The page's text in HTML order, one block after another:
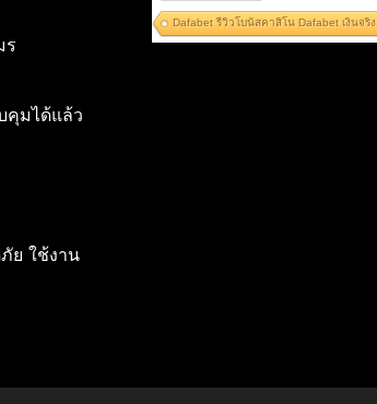
ร
คุมได้แล้ว
ย ใช้งาน
Dafabet รีวิวโบนัสคาสิโน Dafabet เงินจริง